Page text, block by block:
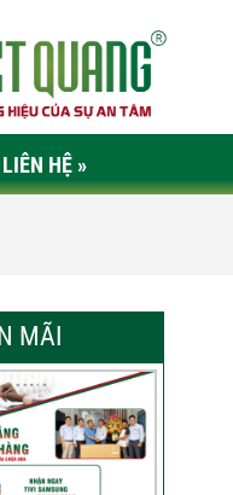
LIÊN HỆ »
MÃI